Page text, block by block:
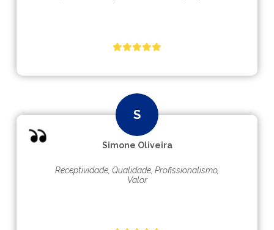
Simone Oliveira
Receptividade, Qualidade, Profissionalismo,
Valor